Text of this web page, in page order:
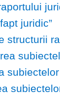
juridic”
structurii